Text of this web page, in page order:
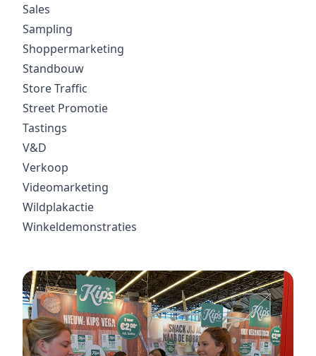
Sales
Sampling
Shoppermarketing
Standbouw
Store Traffic
Street Promotie
Tastings
V&D
Verkoop
Videomarketing
Wildplakactie
Winkeldemonstraties